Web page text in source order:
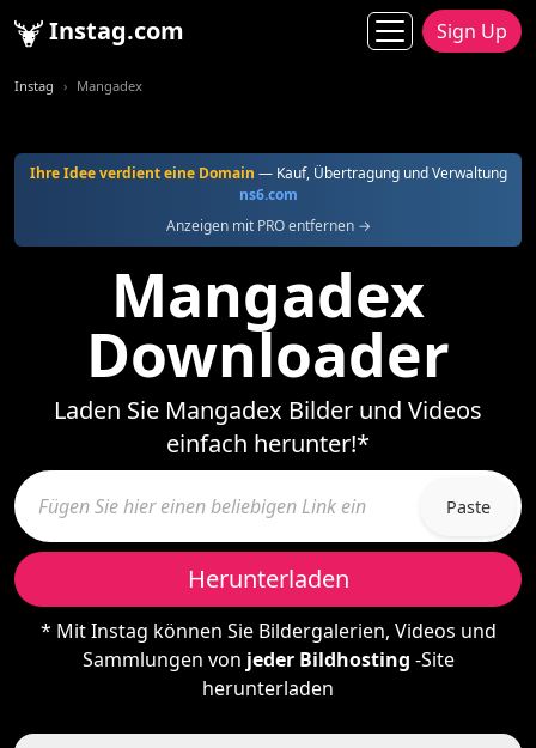
Instag.com Sign Up
Instag Mangadex
Ihre Idee verdient eine Domain — Kauf, Übertragung und Verwaltung
ns6.com
Anzeigen mit PRO entfernen →
Mangadex
Downloader
Laden Sie Mangadex Bilder und Videos
einfach herunter!*
Paste
Herunterladen
* Mit Instag können Sie Bildergalerien, Videos und
Sammlungen von jeder Bildhosting -Site
herunterladen